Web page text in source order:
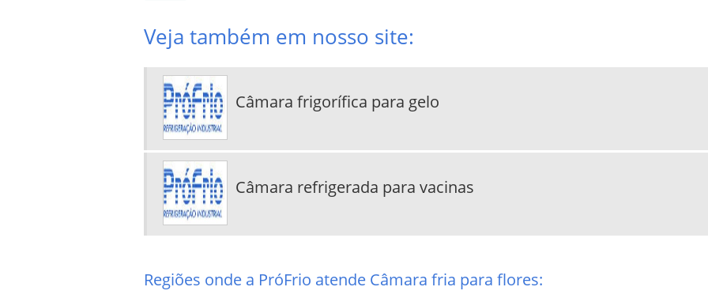
Veja também em nosso site:
Câmara frigorífica para gelo
Câmara refrigerada para vacinas
Regiões onde a PróFrio atende Câmara fria para flores: